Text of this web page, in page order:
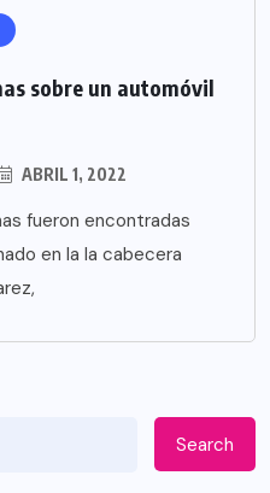
sobre un automóvil
ABRIL 1, 2022
fueron encontradas
en la la cabecera
Search